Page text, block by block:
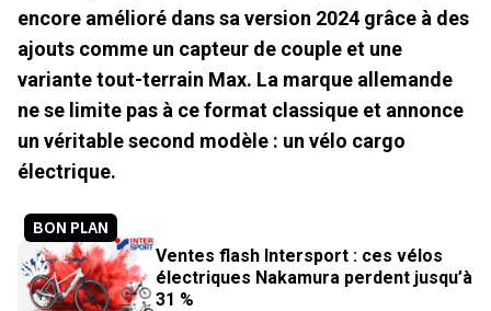
encore amélioré dans sa version 2024 grâce à des
ajouts comme un capteur de couple et une
variante tout-terrain Max. La marque allemande
ne se limite pas à ce format classique et annonce
un véritable second modèle : un vélo cargo
électrique.
BON PLAN
Ventes flash Intersport : ces vélos
électriques Nakamura perdent jusqu’à
31 %